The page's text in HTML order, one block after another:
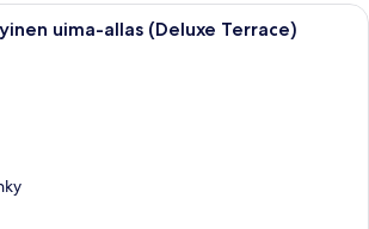
Moderni hotellihuone, jossa on
uima-allas (Deluxe Terrace)